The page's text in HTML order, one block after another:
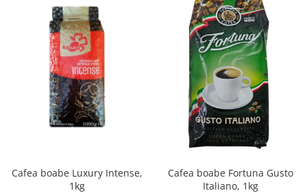
Cafea boabe Luxury Intense,
1kg
Cafea boabe Fortuna Gusto
Italiano, 1kg